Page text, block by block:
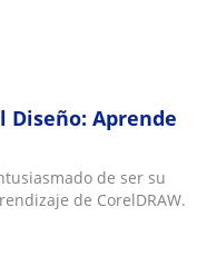
Diseño: Aprende
de ser su
de CorelDRAW.